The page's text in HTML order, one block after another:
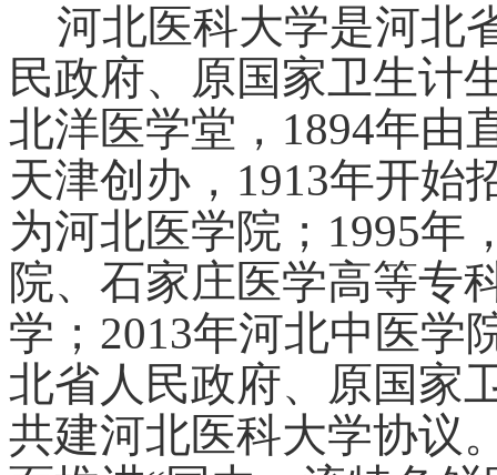
河北医科大学是河北
民政府、原国家卫生计
北洋医学堂，1894年由
天津创办，1913年开始
为河北医学院；1995年
院、石家庄医学高等专
学；2013年河北中医学
北省人民政府、原国家
共建河北医科大学协议